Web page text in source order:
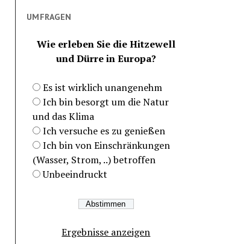
UMFRAGEN
Wie erleben Sie die Hitzewell
und Dürre in Europa?
Es ist wirklich unangenehm
Ich bin besorgt um die Natur
und das Klima
Ich versuche es zu genießen
Ich bin von Einschränkungen
(Wasser, Strom, ..) betroffen
Unbeeindruckt
Ergebnisse anzeigen